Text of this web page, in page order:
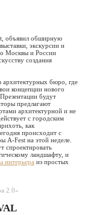
объявил обширную
экскурсии и
Москвы и России
создания
архитектурных бюро, где
концепции нового
будут
предлагают
архитектурной и не
с городским
как
происходит с
A-Fest на этой неделе.
спроектировать
ландшафту, и
интерьера из простых
2.0»